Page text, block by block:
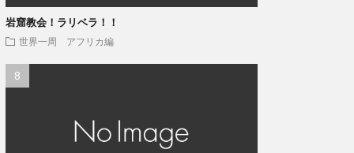
岩窟教会！ラリベラ！！
世界一周 アフリカ編